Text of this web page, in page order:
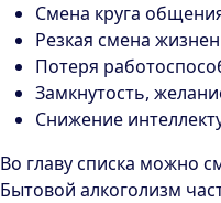
Смена круга
Резкая смена
Потеря
Замкнутость,
Снижение
Во главу списка можно
Бытовой алкоголизм